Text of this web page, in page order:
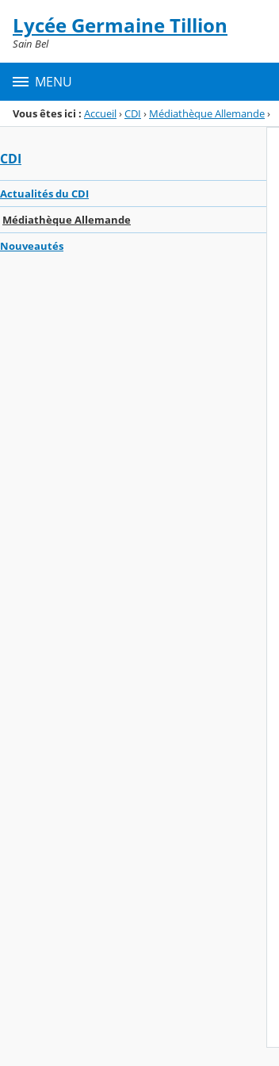
Menu de la rubrique
Contenu
Lycée Germaine Tillion
Sain Bel
MENU
Vous êtes ici : Accueil›CDI › Médiathèque Allemande›
CDI
Actualités du CDI
Médiathèque Allemande
Nouveautés